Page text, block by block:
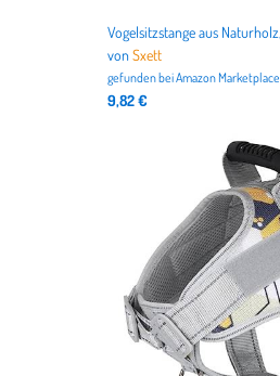
vonSxett
gefunden beiAmazon Marketplace
9,82 €